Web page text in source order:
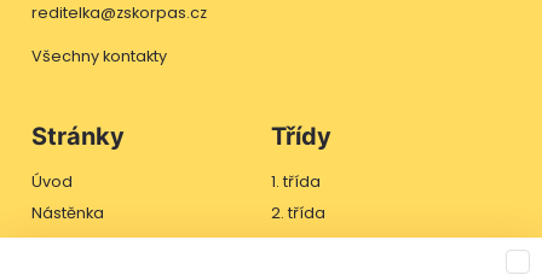
Stránky
Úvod
Nástěnka
Třídy
Třídy
1. třída
2. třída
3. třída
reditelka@zskorpas.cz
Všechny kontakty